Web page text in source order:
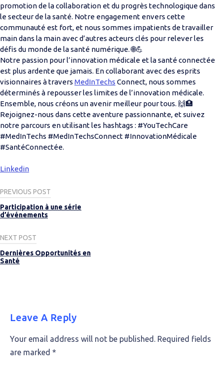
promotion de la collaboration et du progrès technologique dans
le secteur de la santé. Notre engagement envers cette
communauté est fort, et nous sommes impatients de travailler
main dans la main avec d’autres acteurs clés pour relever les
défis du monde de la santé numérique. 🌐💪
Notre passion pour l’innovation médicale et la santé connectée
est plus ardente que jamais. En collaborant avec des esprits
visionnaires à travers MedInTechs Connect, nous sommes
déterminés à repousser les limites de l’innovation médicale.
Ensemble, nous créons un avenir meilleur pour tous. 🙌🏥
Rejoignez-nous dans cette aventure passionnante, et suivez
notre parcours en utilisant les hashtags : #YouTechCare
#MedInTechs #MedInTechsConnect #InnovationMédicale
#SantéConnectée.
Linkedin
Post
navigation
PREVIOUS POST
Participation à une série
d’événements
NEXT POST
Dernières Opportunités en
Santé
Leave A Reply
Your email address will not be published. Required fields
are marked *